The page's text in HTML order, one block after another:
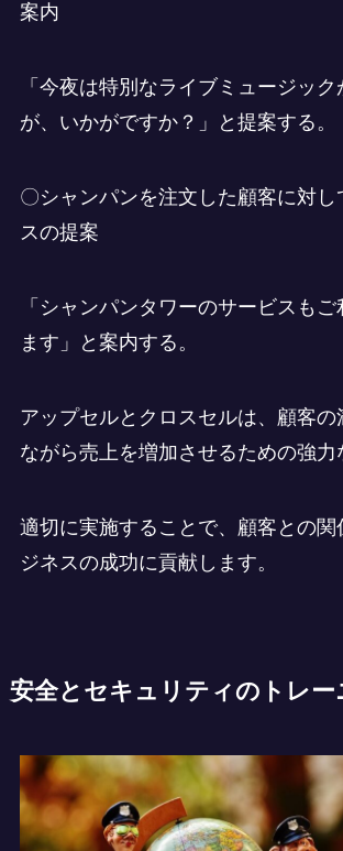
案内
「今夜は特別なライブミュージッ
が、いかがですか？」と提案する。
〇シャンパンを注文した顧客に対し
スの提案
「シャンパンタワーのサービスも
ます」と案内する。
アップセルとクロスセルは、顧客の
ながら売上を増加させるための強力
適切に実施することで、顧客との関
ジネスの成功に貢献します。
安全とセキュリティのトレー